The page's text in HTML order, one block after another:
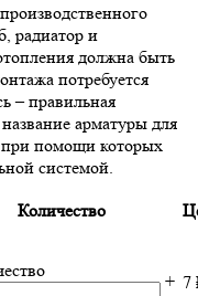
радиатор и
должна быть
потребуется
– правильная
арматуры для
при помощи которых
системой.
Количество
+ 7